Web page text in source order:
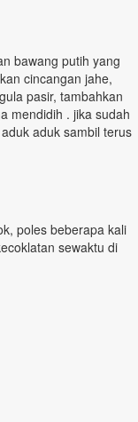
bawang putih yang
cincangan jahe,
pasir, tambahkan
mendidih . jika sudah
aduk sambil terus
poles beberapa kali
sewaktu di